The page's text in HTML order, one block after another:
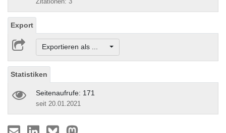
Export
Exportieren als ...
Statistiken
Seitenaufrufe: 171
seit 20.01.2021